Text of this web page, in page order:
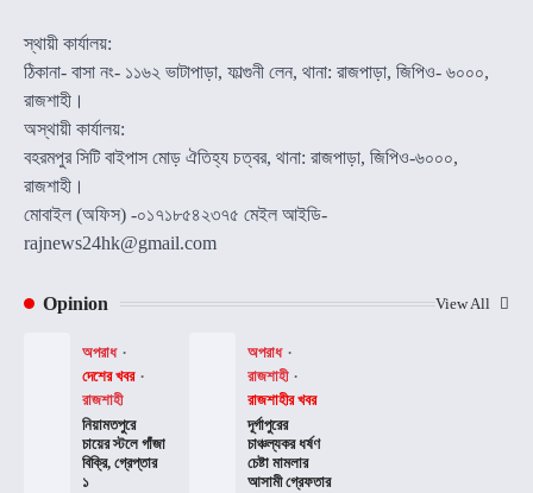
স্থায়ী কার্যালয়:
ঠিকানা- বাসা নং- ১১৬২ ভাটাপাড়া, ফাল্গুনী লেন, থানা: রাজপাড়া, জিপিও- ৬০০০,
রাজশাহী।
অস্থায়ী কার্যালয়:
বহরমপুর সিটি বাইপাস মোড় ঐতিহ্য চত্বর, থানা: রাজপাড়া, জিপিও-৬০০০,
রাজশাহী।
মোবাইল (অফিস) -০১৭১৮৫৪২৩৭৫ মেইল আইডি-
rajnews24hk@gmail.com
Opinion View All
অপরাধ
দেশের খবর
রাজশাহী
নিয়ামতপুরে
চায়ের স্টলে গাঁজা
বিক্রি, গ্রেপ্তার
১
অপরাধ
রাজশাহী
রাজশাহীর খবর
দূর্গাপুরের
চাঞ্চল্যকর ধর্ষণ
চেষ্টা মামলার
আসামী গ্রেফতার